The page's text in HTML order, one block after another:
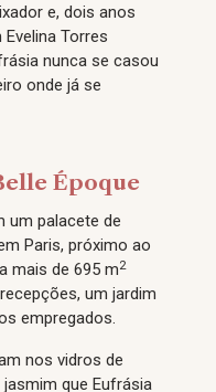
e, dois anos
Torres
nunca se casou
onde já se
Époque
um palacete de
Paris, próximo ao
mais de 695 m2
um jardim
empregados.
nos vidros de
que Eufrásia